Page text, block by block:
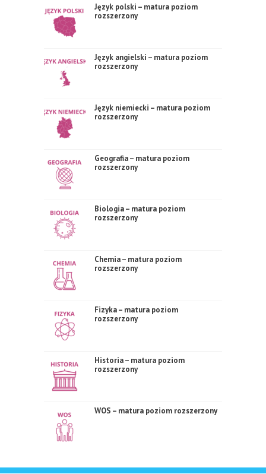
Język polski – matura poziom
rozszerzony
Język angielski – matura poziom
rozszerzony
Język niemiecki – matura poziom
rozszerzony
Geografia – matura poziom
rozszerzony
Biologia – matura poziom
rozszerzony
Chemia – matura poziom
rozszerzony
Fizyka – matura poziom
rozszerzony
Historia – matura poziom
rozszerzony
WOS – matura poziom rozszerzony